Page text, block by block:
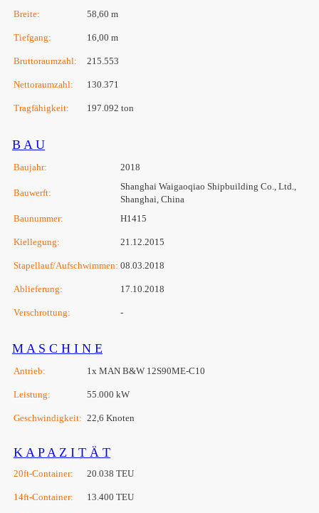
Breite: 58,60 m
Tiefgang: 16,00 m
Bruttoraumzahl: 215.553
Nettoraumzahl: 130.371
Tragfähigkeit: 197.092 ton
B A U
Baujahr: 2018
Bauwerft:
Shanghai Waigaoqiao Shipbuilding Co., Ltd.,
Shanghai, China
Baunummer:
H1415
Kiellegung: 21.12.2015
Stapellauf/Aufschwimmen: 08.03.2018
Ablieferung: 17.10.2018
Verschrottung: -
M A S C H I N E
Antrieb: 1x MAN B&W 12S90ME-C10
Leistung: 55.000 kW
Geschwindigkeit: 22,6 Knoten
K A P A Z I T Ä T
20ft-Container: 20.038 TEU
14ft-Container: 13.400 TEU